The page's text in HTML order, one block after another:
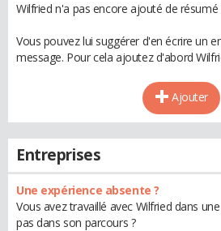
Wilfried n'a pas encore ajouté de
Vous pouvez lui suggérer d'en écrire un
message. Pour cela ajoutez d'abord
Ajouter
Entreprises
Une expérience absente ?
Vous avez travaillé avec Wilfried dans
pas dans son parcours ?